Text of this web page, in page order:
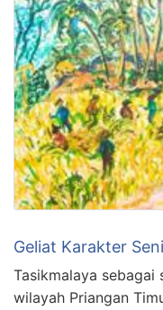
Geliat Karakter
Tasikmalaya
wilayah Priangan